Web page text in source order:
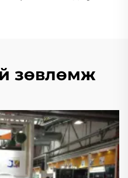
зөвлөмж